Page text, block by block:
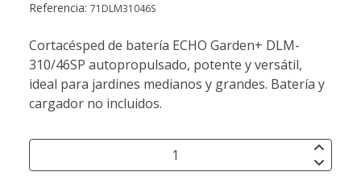
Referencia: 71DLM31046S
Cortacésped de batería ECHO Garden+ DLM-
310/46SP autopropulsado, potente y versátil,
ideal para jardines medianos y grandes. Batería y
cargador no incluidos.